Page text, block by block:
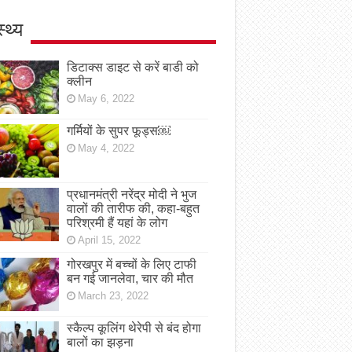
डिटाक्स डाइट से करें बाडी को
क्लीन
May 6, 2022
गर्मियों के सुपर फूड्स￼
May 4, 2022
प्रधानमंत्री नरेंद्र मोदी ने भुज
वालों की तारीफ की, कहा-बहुत
परिश्रमी हैं यहां के लोग
April 15, 2022
गोरखपुर में बच्चों के लिए टाफी
बन गई जानलेवा, चार की मौत
March 23, 2022
स्कैल्प कूलिंग थेरेपी से बंद होगा
बालों का झड़ना